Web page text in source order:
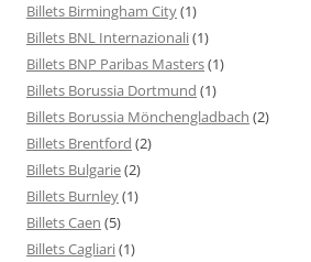
Billets Birmingham City(1)
Billets BNL Internazionali(1)
Billets BNP Paribas Masters(1)
Billets Borussia Dortmund (1)
Billets Borussia Mönchengladbach (2)
Billets Brentford (2)
Billets Bulgarie(2)
Billets Burnley(1)
Billets Caen (5)
Billets Cagliari(1)